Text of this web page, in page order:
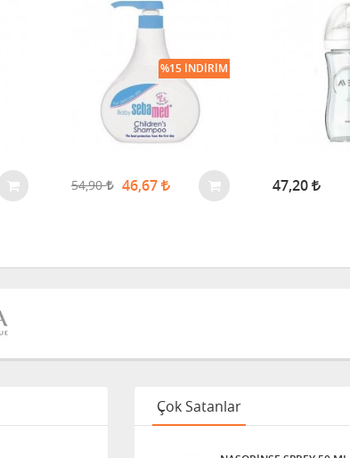
54,90 46,67
%15 İNDIRIM
47,20
Çok Satanlar